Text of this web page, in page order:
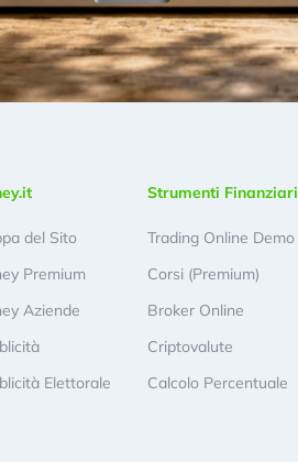
del Sito
Premium
Aziende
Elettorale
Strumenti Finanziari
Trading Online Demo
Corsi (Premium)
Broker Online
Criptovalute
Calcolo Percentuale